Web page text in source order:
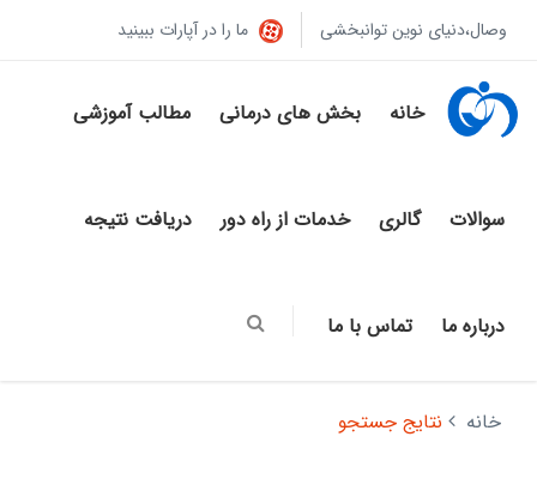
وصال،دنیای نوین توانبخشی ما را در آپارات ببینید
خانه بخش های درمانی مطالب آموزشی
سوالات گالری خدمات از راه دور دریافت نتیجه
درباره ما تماس با ما
خانه نتایج جستجو